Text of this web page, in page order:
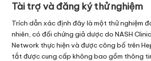
Tài trợ và đăng ký thử nghiệm
Trích dẫn xác định đây là một thử nghiệm
nhiên, có đối chứng giả dược do NASH
Network thực hiện và được công bố trên
tắt được cung cấp không bao gồm thông